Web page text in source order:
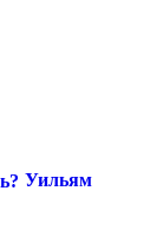
Уильям